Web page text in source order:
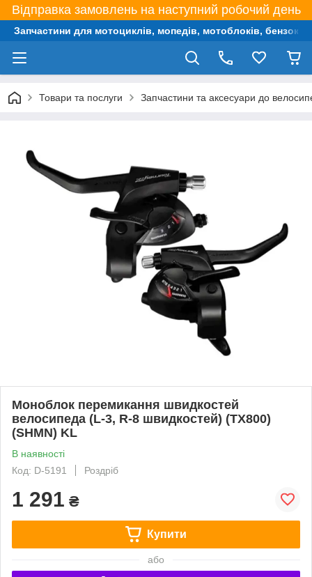
Відправка замовлень на наступний робочий день
Запчастини для мотоциклів, мопедів, мотоблоків,
Товари та послуги Запчастини та аксесуари до
Моноблок перемикання швидкостей
велосипеда (L-3, R-8 швидкостей) (TX800)
(SHMN) KL
В наявності
Код: D-5191
Роздріб
1 291 ₴
Купити
або